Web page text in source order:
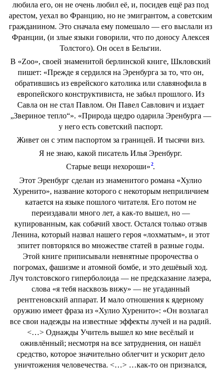
любила его, он не очень любил её, и, посидев ещё раз под
арестом, уехал во Францию, но не эмигрантом, а советским
гражданином. Это сначала ему помешало — его выслали из
Франции, (и злые языки говорили, что по доносу Алексея
Толстого). Он осел в Бельгии.
В «Zoo», своей знаменитой берлинской книге, Шкловский
пишет: «Прежде я сердился на Эренбурга за то, что он,
обратившись из еврейского католика или славянофила в
европейского конструктивиста, не забыл прошлого. Из
Савла он не стал Павлом. Он Павел Савлович и издает
„Звериное тепло“». «Природа щедро одарила Эренбурга —
у него есть советский паспорт.
Живет он с этим паспортом за границей. И тысячи виз.
Я не знаю, какой писатель Илья Эренбург.
Старые вещи нехороши» 2.
Этот Эренбург сделан из знаменитого романа «Хулио
Хуренито», название которого с некоторым неприличием
катается на языке пошлого читателя. Его потом не
переиздавали много лет, а как-то вышел, но —
купированным, как собачий хвост. Остался только отзыв
Ленина, который назвал нашего героя «лохматым», и этот
эпитет повторялся во множестве статей в разные годы.
Этой книге приписывали невнятные пророчества о
погромах, фашизме и атомной бомбе, и это дешёвый ход.
Луч толстовского гиперболоида — не предсказание лазера,
слова «я тебя насквозь вижу» — не угаданный
рентгеновский аппарат. И мало отношения к ядерному
оружию имеет фраза из «Хулио Хуренито»: «Он возлагал
все свои надежды на известные эффекты лучей и на радий.
<…> Однажды Учитель вышел ко мне весёлый и
оживлённый; несмотря на все затруднения, он нашёл
средство, которое значительно облегчит и ускорит дело
уничтожения человечества. <…> …как-то он признался,